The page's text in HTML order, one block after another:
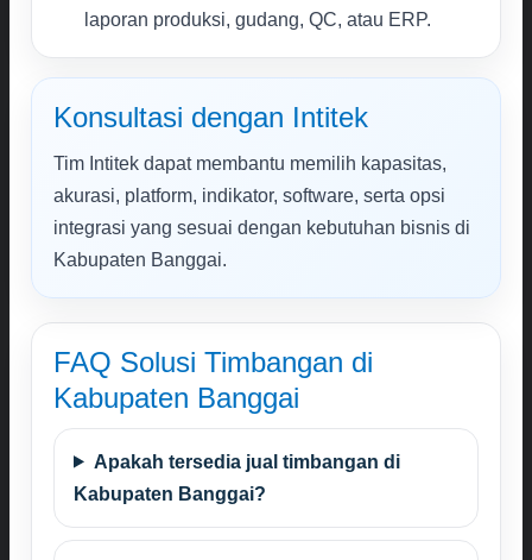
laporan produksi, gudang, QC, atau ERP.
Konsultasi dengan Intitek
Tim Intitek dapat membantu memilih kapasitas,
akurasi, platform, indikator, software, serta opsi
integrasi yang sesuai dengan kebutuhan bisnis di
Kabupaten Banggai.
FAQ Solusi Timbangan di
Kabupaten Banggai
Apakah tersedia jual timbangan di
Kabupaten Banggai?